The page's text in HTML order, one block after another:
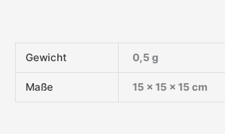
Gewicht 0,5 g
Maße 15 × 15 × 15 cm